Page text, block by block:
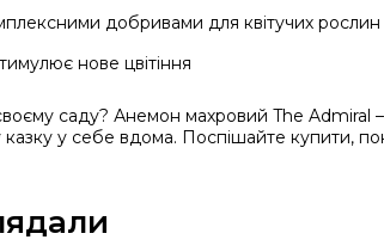
добривами для квітучих рослин
нове цвітіння
саду? Анемон махровий The
казку у себе вдома. Поспішайте купити,